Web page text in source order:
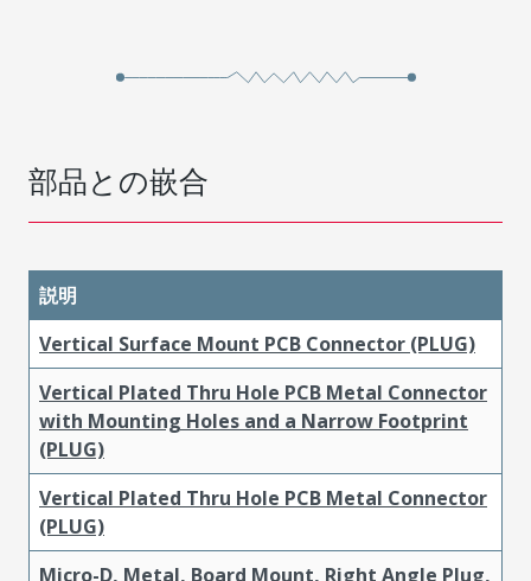
部品との嵌合
説明
Vertical Surface Mount PCB Connector (PLUG)
Vertical Plated Thru Hole PCB Metal Connector
with Mounting Holes and a Narrow Footprint
(PLUG)
Vertical Plated Thru Hole PCB Metal Connector
(PLUG)
Micro-D, Metal, Board Mount, Right Angle Plug,